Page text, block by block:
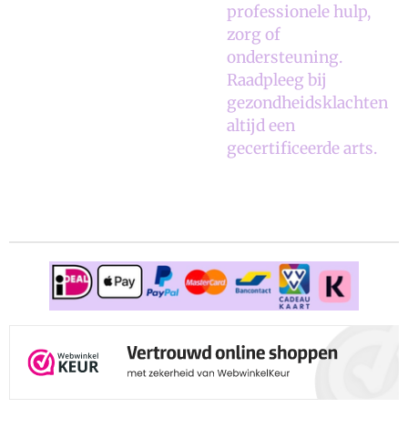
professionele hulp,
zorg of
ondersteuning.
Raadpleeg bij
gezondheidsklachten
altijd een
gecertificeerde arts.